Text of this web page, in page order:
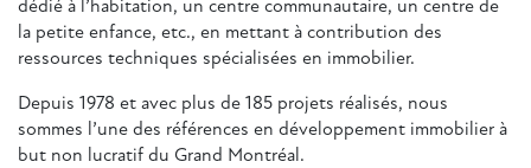
dédié à l’habitation, un centre communautaire, un centre de
la petite enfance, etc., en mettant à contribution des
ressources techniques spécialisées en immobilier.
Depuis 1978 et avec plus de 185 projets réalisés, nous
sommes l’une des références en développement immobilier à
but non lucratif du Grand Montréal.